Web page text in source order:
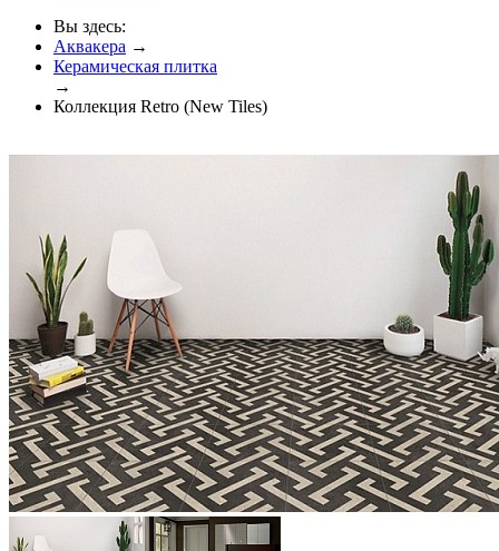
Вы здесь:
Аквакера →
Керамическая плитка
→
Коллекция Retro (New Tiles)